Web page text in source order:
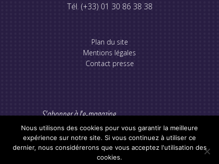
Tél. (+33) 01 30 86 38 38
Plan du site
Mentions légales
Contact presse
S'abonner à l'e-magazine
Nous utilisons des cookies pour vous garantir la meilleure
expérience sur notre site. Si vous continuez à utiliser ce
dernier, nous considérerons que vous acceptez l'utilisation des
cookies.